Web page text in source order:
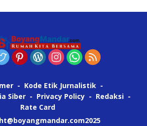
Kode Etik Jurnalistik
Siber
Privacy Policy
Redaksi
Rate Card